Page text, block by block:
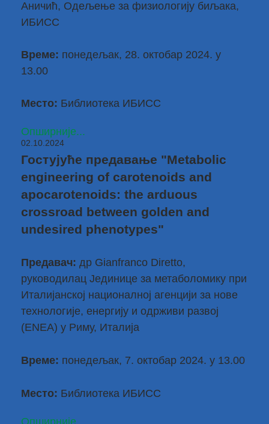
Аничић, Одељење за физиологију биљака,
ИБИСС
Време: понедељак, 28. октобар 2024. у
13.00
Место: Библиотека ИБИСС
Опширније...
02.10.2024
Гостујуће предавање "Metabolic
engineering of carotenoids and
apocarotenoids: the arduous
crossroad between golden and
undesired phenotypes"
Предавач: др Gianfranco Diretto,
руководилац Јединице за метаболомику при
Италијанској националној агенцији за нове
технологије, енергију и одрживи развој
(ENEA) у Риму, Италија
Време: понедељак, 7. октобар 2024. у 13.00
Место: Библиотека ИБИСС
Опширније...